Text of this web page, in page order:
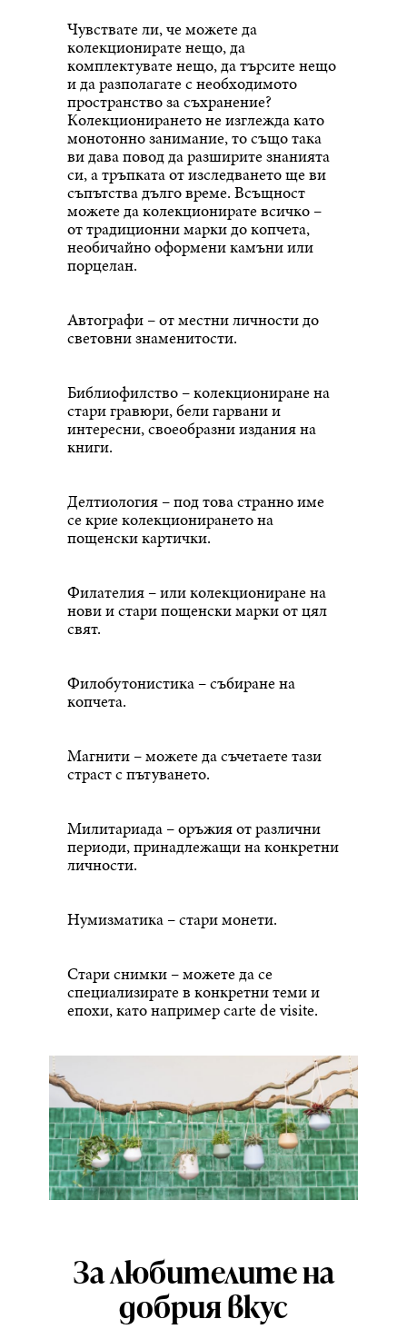
Чувствате ли, че можете да
колекционирате нещо, да
комплектувате нещо, да търсите нещо
и да разполагате с необходимото
пространство за съхранение?
Колекционирането не изглежда като
монотонно занимание, то също така
ви дава повод да разширите знанията
си, а тръпката от изследването ще ви
съпътства дълго време. Всъщност
можете да колекционирате всичко –
от традиционни марки до копчета,
необичайно оформени камъни или
порцелан.
Автографи – от местни личности до
световни знаменитости.
Библиофилство – колекциониране на
стари гравюри, бели гарвани и
интересни, своеобразни издания на
книги.
Делтиология – под това странно име
се крие колекционирането на
пощенски картички.
Филателия – или колекциониране на
нови и стари пощенски марки от цял
свят.
Филобутонистика – събиране на
копчета.
Магнити – можете да съчетаете тази
страст с пътуването.
Милитариада – оръжия от различни
периоди, принадлежащи на конкретни
личности.
Нумизматика – стари монети.
Стари снимки – можете да се
специализирате в конкретни теми и
епохи, като например carte de visite.
За любителите на
добрия вкус